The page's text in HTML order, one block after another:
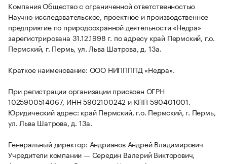
Компания Общество с ограниченной ответственностью
Научно-исследовательское, проектное и производственное
предприятие по природоохранной деятельности «Недра»
зарегистрирована 31.12.1998 г. по адресу край Пермский, г.о.
Пермский, г. Пермь, ул. Льва Шатрова, д. 13а.
Краткое наименование: ООО НИППППД «Недра».
При регистрации организации присвоен ОГРН
1025900514067, ИНН 5902100242 и КПП 590401001.
Юридический адрес: край Пермский, г.о. Пермский, г. Пермь,
ул. Льва Шатрова, д. 13а.
Генеральный директор: Андрианов Андрей Владимирович
Учредители компании — Середин Валерий Викторович,